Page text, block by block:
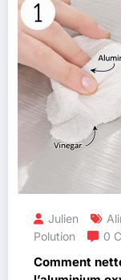
Julien
Polution
0
Comment